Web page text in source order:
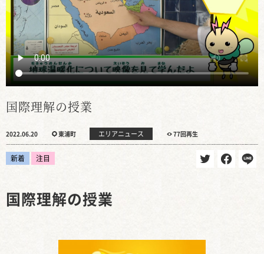
国際理解の授業
2022.06.20 東浦町 エリアニュース 77回再生
新着 注目
国際理解の授業